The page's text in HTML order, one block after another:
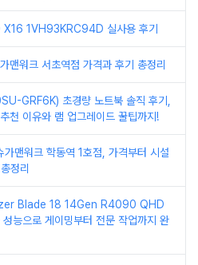
1VH93KRC94D 실사용 후기
맨워크 서초역점 가격과 후기 총정리
GRF6K) 초경량 노트북 솔직 후기,
천 이유와 램 업그레이드 꿀팁까지!
가맨워크 학동역 1호점, 가격부터 시설
정리
Blade 18 14Gen R4090 QHD
능으로 게이밍부터 전문 작업까지 완